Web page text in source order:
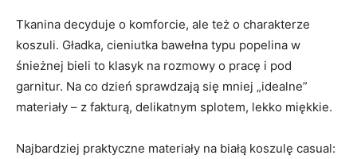
Tkanina decyduje o komforcie, ale też o charakterze
koszuli. Gładka, cieniutka bawełna typu popelina w
śnieżnej bieli to klasyk na rozmowy o pracę i pod
garnitur. Na co dzień sprawdzają się mniej „idealne”
materiały – z fakturą, delikatnym splotem, lekko miękkie.
Najbardziej praktyczne materiały na białą koszulę casual: